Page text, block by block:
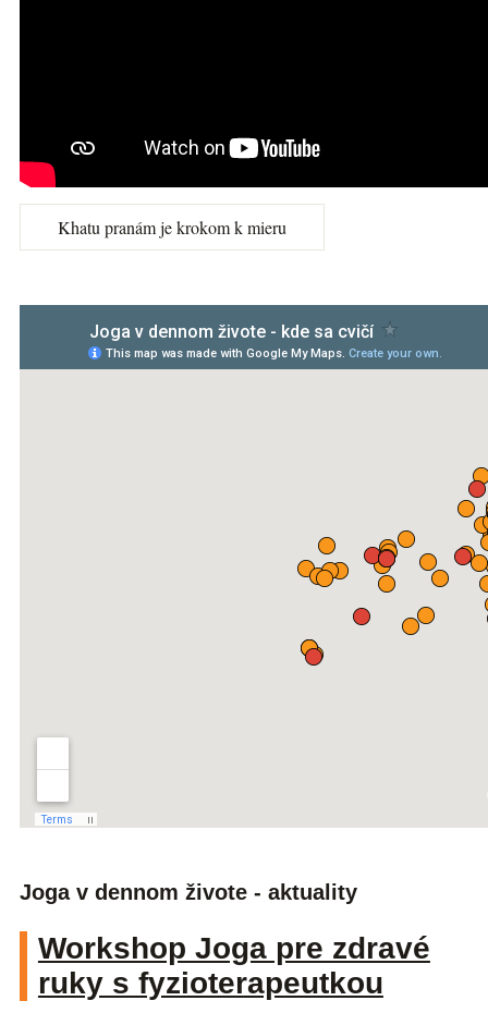
Khatu pranám je krokom k mieru
Joga v dennom živote - aktuality
Workshop Joga pre zdravé
ruky s fyzioterapeutkou